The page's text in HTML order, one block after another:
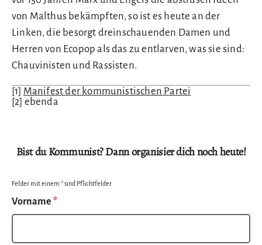
von Malthus bekämpften, so ist es heute an der
Linken, die besorgt dreinschauenden Damen und
Herren von Ecopop als das zu entlarven, was sie sind:
Chauvinisten und Rassisten.
[1] Manifest der kommunistischen Partei
[2] ebenda
Bist du Kommunist? Dann organisier dich noch heute!
Felder mit einem *sind Pflichtfelder
Vorname *